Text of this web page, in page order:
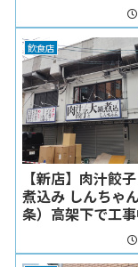
飲食店
【新店】肉汁餃
煮込み しんちゃ
条）高架下で工